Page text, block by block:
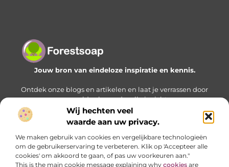
Wij hechten veel
waarde aan uw privacy.
We maken gebruik van cookies en vergelijkbare technologieën
om de gebruikerservaring te verbeteren. Klik op 'Accepteer alle
cookies' om akkoord te gaan, of pas uw voorkeuren aan."
This is the main cookie message explaining why cookies are
Jouw bron van eindeloze inspiratie en kennis.
Ontdek onze blogs en artikelen en laat je verrassen door
een wereld vol waardevolle inzichten.
Bericht categorie
Onze informatie